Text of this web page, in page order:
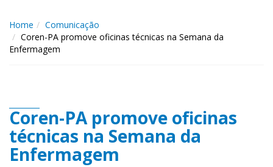
Home
Comunicação
Coren-PA promove oficinas técnicas na Semana da
Enfermagem
Coren-PA promove oficinas
técnicas na Semana da
Enfermagem